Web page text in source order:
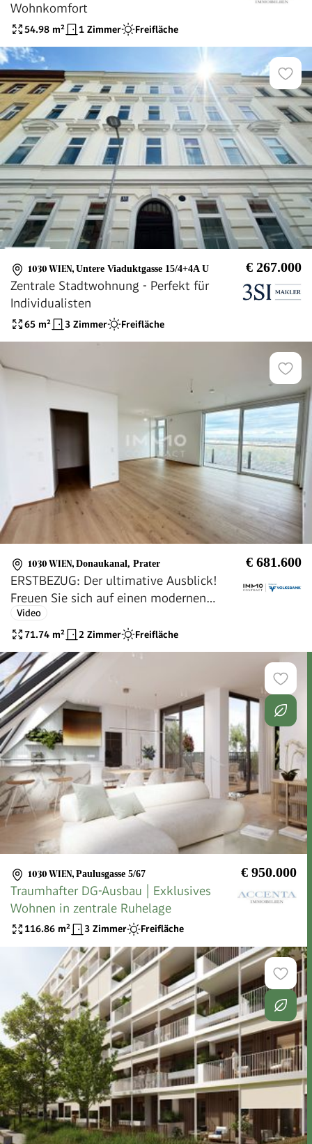
Wohnkomfort
54.98 m² 1 Zimmer Freifläche
1030 WIEN, Untere Viaduktgasse 15/4+4A U € 267.000
Zentrale Stadtwohnung - Perfekt für
Individualisten
65 m² 3 Zimmer Freifläche
1030 WIEN, Donaukanal, Prater € 681.600
ERSTBEZUG: Der ultimative Ausblick!
Freuen Sie sich auf einen modernen
Lifestyle mit vielen Annehmlichkeiten!
Video
71.74 m² 2 Zimmer Freifläche
1030 WIEN, Paulusgasse 5/67 € 950.000
Traumhafter DG-Ausbau | Exklusives
Wohnen in zentrale Ruhelage
116.86 m² 3 Zimmer Freifläche